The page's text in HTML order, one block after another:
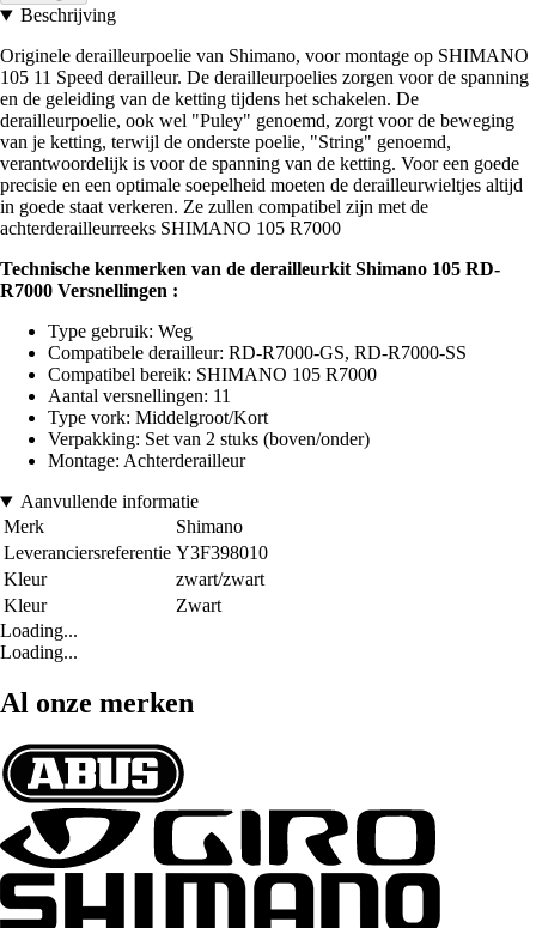
Beschrijving
Originele derailleurpoelie van Shimano, voor montage op SHIMANO
105 11 Speed derailleur. De derailleurpoelies zorgen voor de spanning
en de geleiding van de ketting tijdens het schakelen. De
derailleurpoelie, ook wel "Puley" genoemd, zorgt voor de beweging
van je ketting, terwijl de onderste poelie, "String" genoemd,
verantwoordelijk is voor de spanning van de ketting. Voor een goede
precisie en een optimale soepelheid moeten de derailleurwieltjes altijd
in goede staat verkeren. Ze zullen compatibel zijn met de
achterderailleurreeks SHIMANO 105 R7000
Technische kenmerken van de derailleurkit Shimano 105 RD-
R7000 Versnellingen :
Type gebruik: Weg
Compatibele derailleur: RD-R7000-GS, RD-R7000-SS
Compatibel bereik: SHIMANO 105 R7000
Aantal versnellingen: 11
Type vork: Middelgroot/Kort
Verpakking: Set van 2 stuks (boven/onder)
Montage: Achterderailleur
Aanvullende informatie
Merk
Shimano
Leveranciersreferentie Y3F398010
Kleur
zwart/zwart
Kleur
Zwart
Loading...
Loading...
Al onze merken